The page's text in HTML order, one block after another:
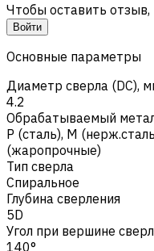
Чтобы оставить
Войти
Основные параметры
Диаметр сверла (DC),
4.2
Обрабатываемый
Р (сталь), M
(жаропрочные)
Тип сверла
Спиральное
Глубина сверления
5D
Угол при вершине
140°